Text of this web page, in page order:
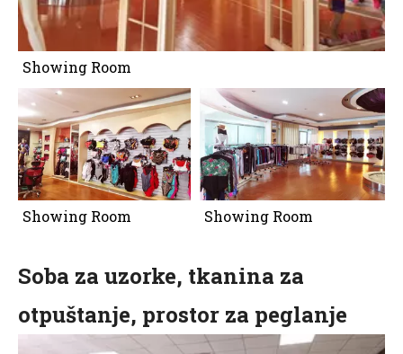
Showing Room
Showing Room Showing Room
Soba za uzorke, tkanina za
otpuštanje, prostor za peglanje